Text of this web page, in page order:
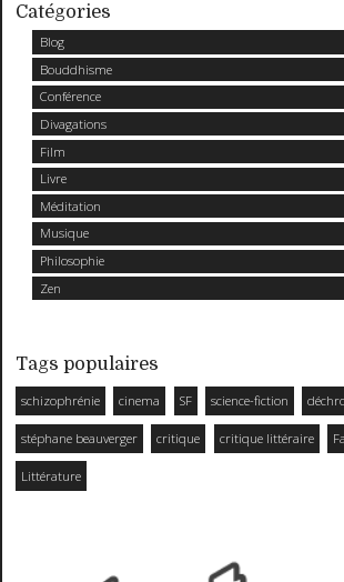
Catégories
Blog
Bouddhisme
Conférence
Divagations
Film
Livre
Méditation
Musique
Philosophie
Zen
Tags populaires
schizophrénie cinema SF science-fiction
stéphane beauverger critique critique littéraire
Littérature